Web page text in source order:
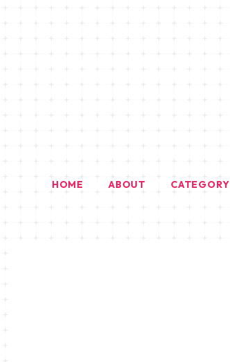
HOME ABOUT CATEGORY